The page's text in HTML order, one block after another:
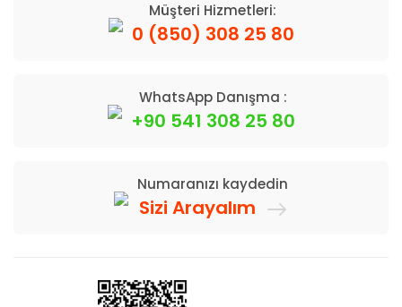
Müşteri Hizmetleri:
0 (850) 308 25 80
WhatsApp Danışma :
+90 541 308 25 80
Numaranızı kaydedin
Sizi Arayalım